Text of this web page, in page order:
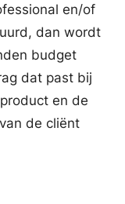
en/of
dan wordt
budget
dat past bij
en de
de cliënt